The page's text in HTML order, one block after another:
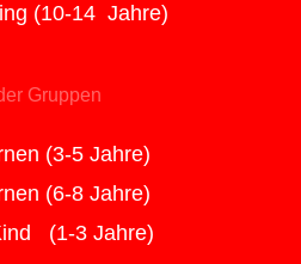
(10-14 Jahre)
Gruppen
(3-5 Jahre)
(6-8 Jahre)
(1-3 Jahre)